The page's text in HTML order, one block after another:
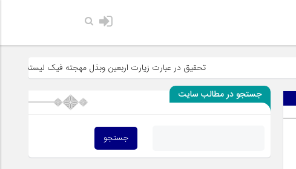
تحقیق در عبارت زیارت اربعین وبذل مهجته فیک لیستنقذ عبادک من
جستجو در مطالب سایت